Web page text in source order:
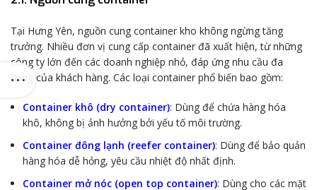
Tại Hưng Yên, nguồn cung container kho không ngừng tăng
trưởng. Nhiều đơn vị cung cấp container đã xuất hiện, từ những
công ty lớn đến các doanh nghiệp nhỏ, đáp ứng nhu cầu đa
dạng của khách hàng. Các loại container phổ biến bao gồm:
Container khô (dry container): Dùng để chứa hàng hóa
khô, không bị ảnh hưởng bởi yếu tố môi trường.
Container đông lạnh (reefer container): Dùng để bảo quản
hàng hóa dễ hỏng, yêu cầu nhiệt độ nhất định.
Container mở nóc (open top container): Dùng cho các mặt